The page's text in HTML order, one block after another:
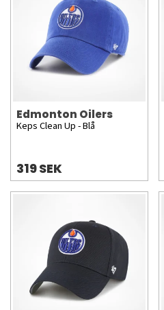
Edmonton Oilers
Keps Clean Up - Blå
319 SEK